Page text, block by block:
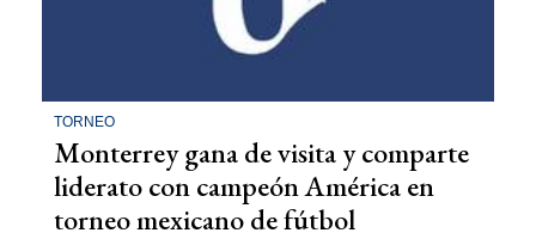
TORNEO
Monterrey gana de visita y comparte
liderato con campeón América en
torneo mexicano de fútbol